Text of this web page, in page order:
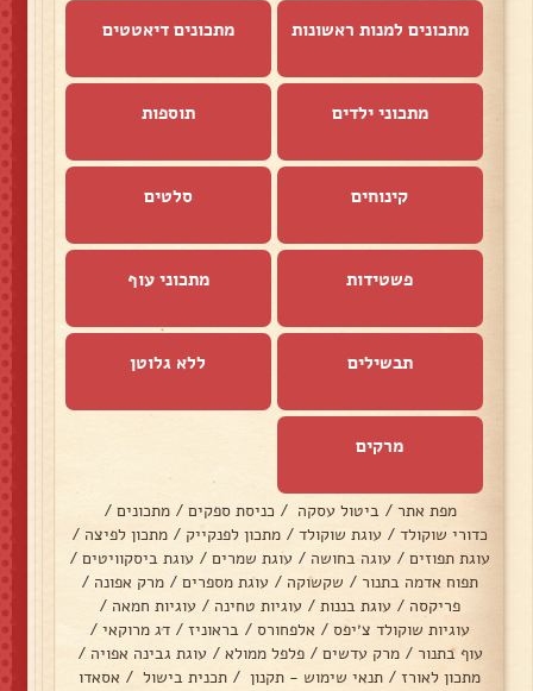
מתכונים למנות ראשונות מתכונים דיאטטים
מתכוני ילדים תוספות
קינוחים סלטים
פשטידות מתכוני עוף
תבשילים ללא גלוטן
מרקים
מפת אתר / ביטול עסקה / כניסת ספקים / מתכונים /
כדורי שוקולד / עוגת שוקולד / מתכון לפנקייק / מתכון לפיצה /
עוגת תפוזים / עוגה בחושה / עוגת שמרים / עוגת ביסקוויטים /
תפוח אדמה בתנור / שקשוקה / עוגת מספרים / מרק אפונה /
פריקסה / עוגת בננות / עוגיות טחינה / עוגיות חמאה /
עוגיות שוקולד צ׳יפס / אלפחורס / בראוניז / דג מרוקאי /
עוף בתנור / מרק עדשים / פלפל ממולא / עוגת גבינה אפויה /
מתכון לאורז / תנאי שימוש - תקנון / תכנית בישול / אסאדו